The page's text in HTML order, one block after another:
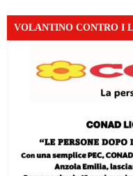
VOLANTINO CONTRO I